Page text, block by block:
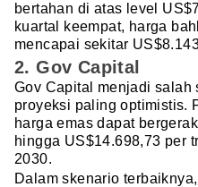
bertahan di atas level
kuartal keempat, harga
mencapai sekitar
2. Gov Capital
Gov Capital menjadi salah
proyeksi paling optimistis.
harga emas dapat
hingga US$14.698,73 per
2030.
Dalam skenario